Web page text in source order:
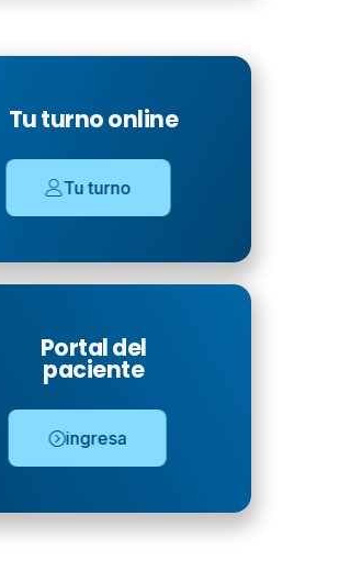
Tu turno online
Tu turno
Portal del
paciente
ingresa